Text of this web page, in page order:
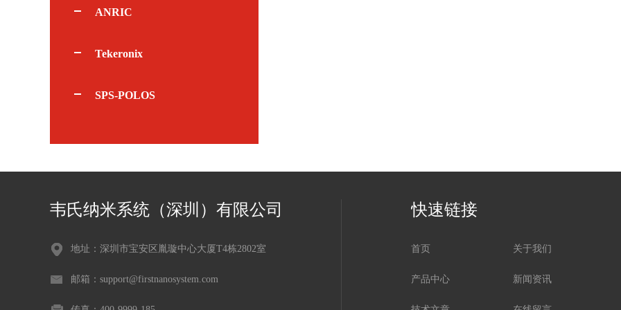
ANRIC
Tekeronix
SPS-POLOS
韦氏纳米系统（深圳）有限公司
地址：深圳市宝安区胤璇中心大厦T4栋2802室
邮箱：support@firstnanosystem.com
快速链接
首页 关于我们
产品中心 新闻资讯